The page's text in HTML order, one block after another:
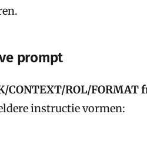
prompt
CONTEXT/ROL/FORMAT
instructie vormen: